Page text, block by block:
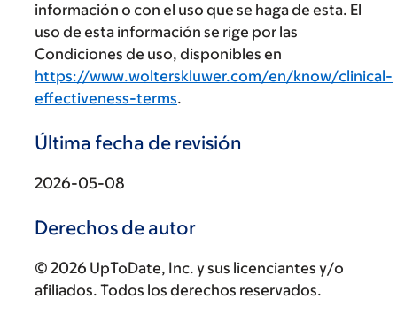
información o con el uso que se haga de esta. El
uso de esta información se rige por las
Condiciones de uso, disponibles en
https://www.wolterskluwer.com/en/know/clinical-
effectiveness-terms.
Última fecha de revisión
2026-05-08
Derechos de autor
© 2026 UpToDate, Inc. y sus licenciantes y/o
afiliados. Todos los derechos reservados.